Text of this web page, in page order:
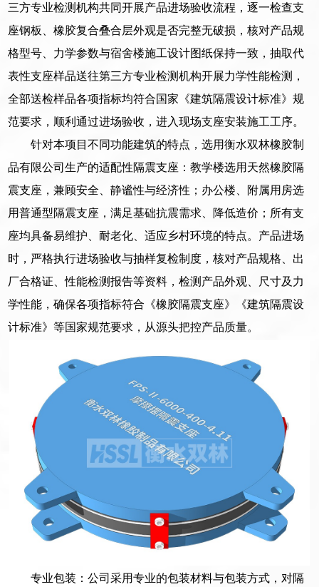
三方专业检测机构共同开展产品进场验收流程，逐一检查支
座钢板、橡胶复合叠合层外观是否完整无破损，核对产品规
格型号、力学参数与宿舍楼施工设计图纸保持一致，抽取代
表性支座样品送往第三方专业检测机构开展力学性能检测，
全部送检样品各项指标均符合国家《建筑隔震设计标准》规
范要求，顺利通过进场验收，进入现场支座安装施工工序。
针对本项目不同功能建筑的特点，选用衡水双林橡胶制
品有限公司生产的适配性隔震支座：教学楼选用天然橡胶隔
震支座，兼顾安全、静谧性与经济性；办公楼、附属用房选
用普通型隔震支座，满足基础抗震需求、降低造价；所有支
座均具备易维护、耐老化、适应乡村环境的特点。产品进场
时，严格执行进场验收与抽样复检制度，核对产品规格、出
厂合格证、性能检测报告等资料，检测产品外观、尺寸及力
学性能，确保各项指标符合《橡胶隔震支座》《建筑隔震设
计标准》等国家规范要求，从源头把控产品质量。
专业包装：公司采用专业的包装材料与包装方式，对隔